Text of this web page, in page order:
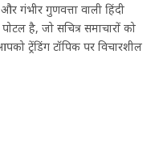
गंभीर गुणवत्ता वाली हिंदी
है, जो सचित्र समाचारों को
ट्रेंडिंग टॉपिक पर विचारशील